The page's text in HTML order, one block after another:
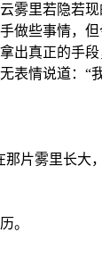
雾里若隐若现
做些事情，但
出真正的手
表情说道：“
那片雾里长大
。